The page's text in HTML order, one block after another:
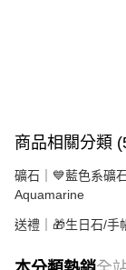
商品相關分類
礦石｜💙藍色系礦
Aquamarine
送禮｜🎁生日石/手